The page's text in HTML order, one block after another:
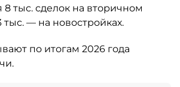
8 тыс. сделок на вторичном
— на новостройках.
по итогам 2026 года